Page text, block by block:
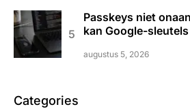
Passkeys niet
kan Google-
augustus 5, 2026
Categories